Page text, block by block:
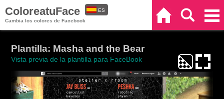
ColoreatuFace
Cambia los colores de Facebook
ES
Plantilla: Masha and the Bear
Vista previa de la plantilla para FaceBook